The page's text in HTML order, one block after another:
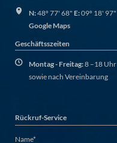
N:48º 77' 68" E:09º 18' 97"
Google Maps
Geschäftsszeiten
Montag - Freitag:8 –18 Uhr
sowie nach Vereinbarung
Rückruf-Service
Champ
Name*